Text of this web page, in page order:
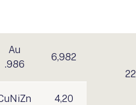
Au
.986
6,982
22
4,20